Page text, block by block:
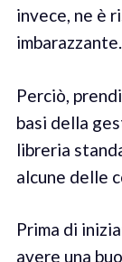
invece, ne è
imbarazzante.
Perciò,
basi della
libreria
alcune delle
Prima di
avere una